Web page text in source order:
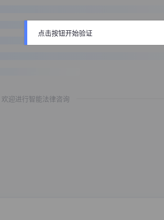
欢迎进行智能法律咨询
点击按钮开始验证